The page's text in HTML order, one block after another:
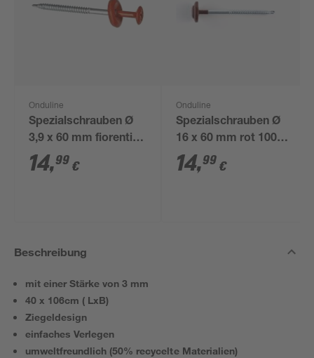
Onduline
Spezialschrauben Ø
3,9 x 60 mm fiorentino
100 Stück
14,99 €
Onduline
Spezialschrauben Ø
16 x 60 mm rot 100
Stück
14,99 €
Beschreibung
mit einer Stärke von 3 mm
40 x 106cm ( LxB)
Ziegeldesign
einfaches Verlegen
umweltfreundlich (50% recycelte Materialien)